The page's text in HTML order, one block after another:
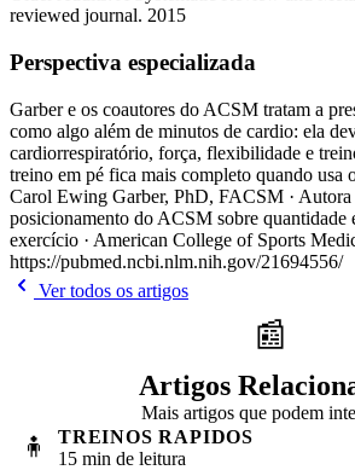
reviewed journal. 2015
Perspectiva especializada
Garber e os coautores do ACSM tratam a
como algo além de minutos de cardio: ela
cardiorrespiratório, força, flexibilidade e
treino em pé fica mais completo quando usa
Carol Ewing Garber, PhD, FACSM ·
posicionamento do ACSM sobre quantidade
exercício · American College of Sports
https://pubmed.ncbi.nlm.nih.gov/21694556/
Ver todos os artigos
📰
Artigos
Mais artigos que podem
🧍
TREINOS RAPIDOS
15 min de leitura